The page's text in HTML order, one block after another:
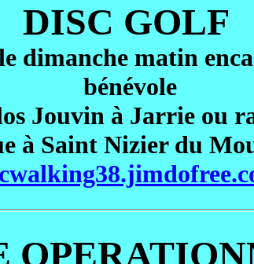
DISC GOLF
dimanche matin
bénévole
Jouvin à Jarrie ou
à Saint Nizier du